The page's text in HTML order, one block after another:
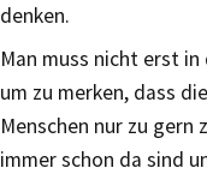
denken.
Man muss nicht erst
um zu merken, dass
Menschen nur zu gern
immer schon da sind